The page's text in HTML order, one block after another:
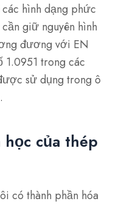
hình dạng phức
giữ nguyên hình
đương với EN
1.0951 trong các
sử dụng trong ô
của thép
có thành phần hóa